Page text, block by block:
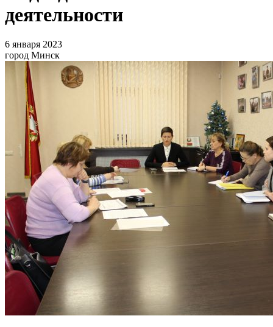
деятельности
6 января 2023
город Минск